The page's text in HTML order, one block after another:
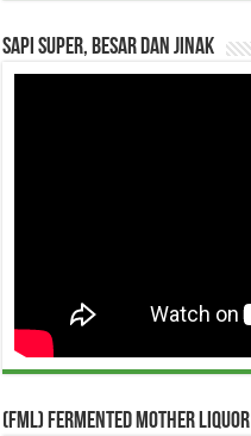
Sapi Super, Besar dan Jinak
(FML) Fermented Mother Liquor